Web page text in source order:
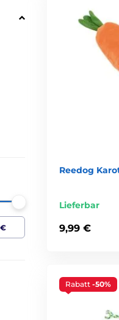
Reedog
Lieferbar
9,99 €
Rabatt -50%